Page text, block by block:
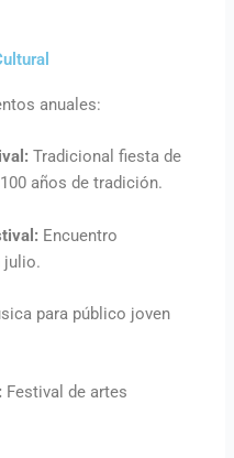
anuales:
Tradicional fiesta de
años de tradición.
Encuentro
julio.
para público joven
Festival de artes